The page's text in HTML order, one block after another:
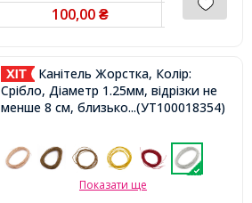
100,00 ₴
Канітель Жорстка, Колір:
Срібло, Діаметр 1.25мм, відрізки не
менше 8 см, близько 180см / 10г,
...(УТ100018354)
Показати ще